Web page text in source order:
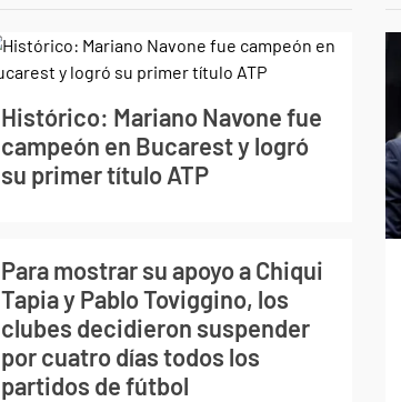
Histórico: Mariano Navone fue
campeón en Bucarest y logró
su primer título ATP
Para mostrar su apoyo a Chiqui
Tapia y Pablo Toviggino, los
clubes decidieron suspender
por cuatro días todos los
partidos de fútbol